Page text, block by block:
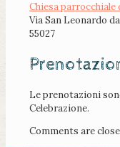
Chiesa parrocchiale
Via San Leonardo
55027
Le prenotazioni
Celebrazione.
Comments are